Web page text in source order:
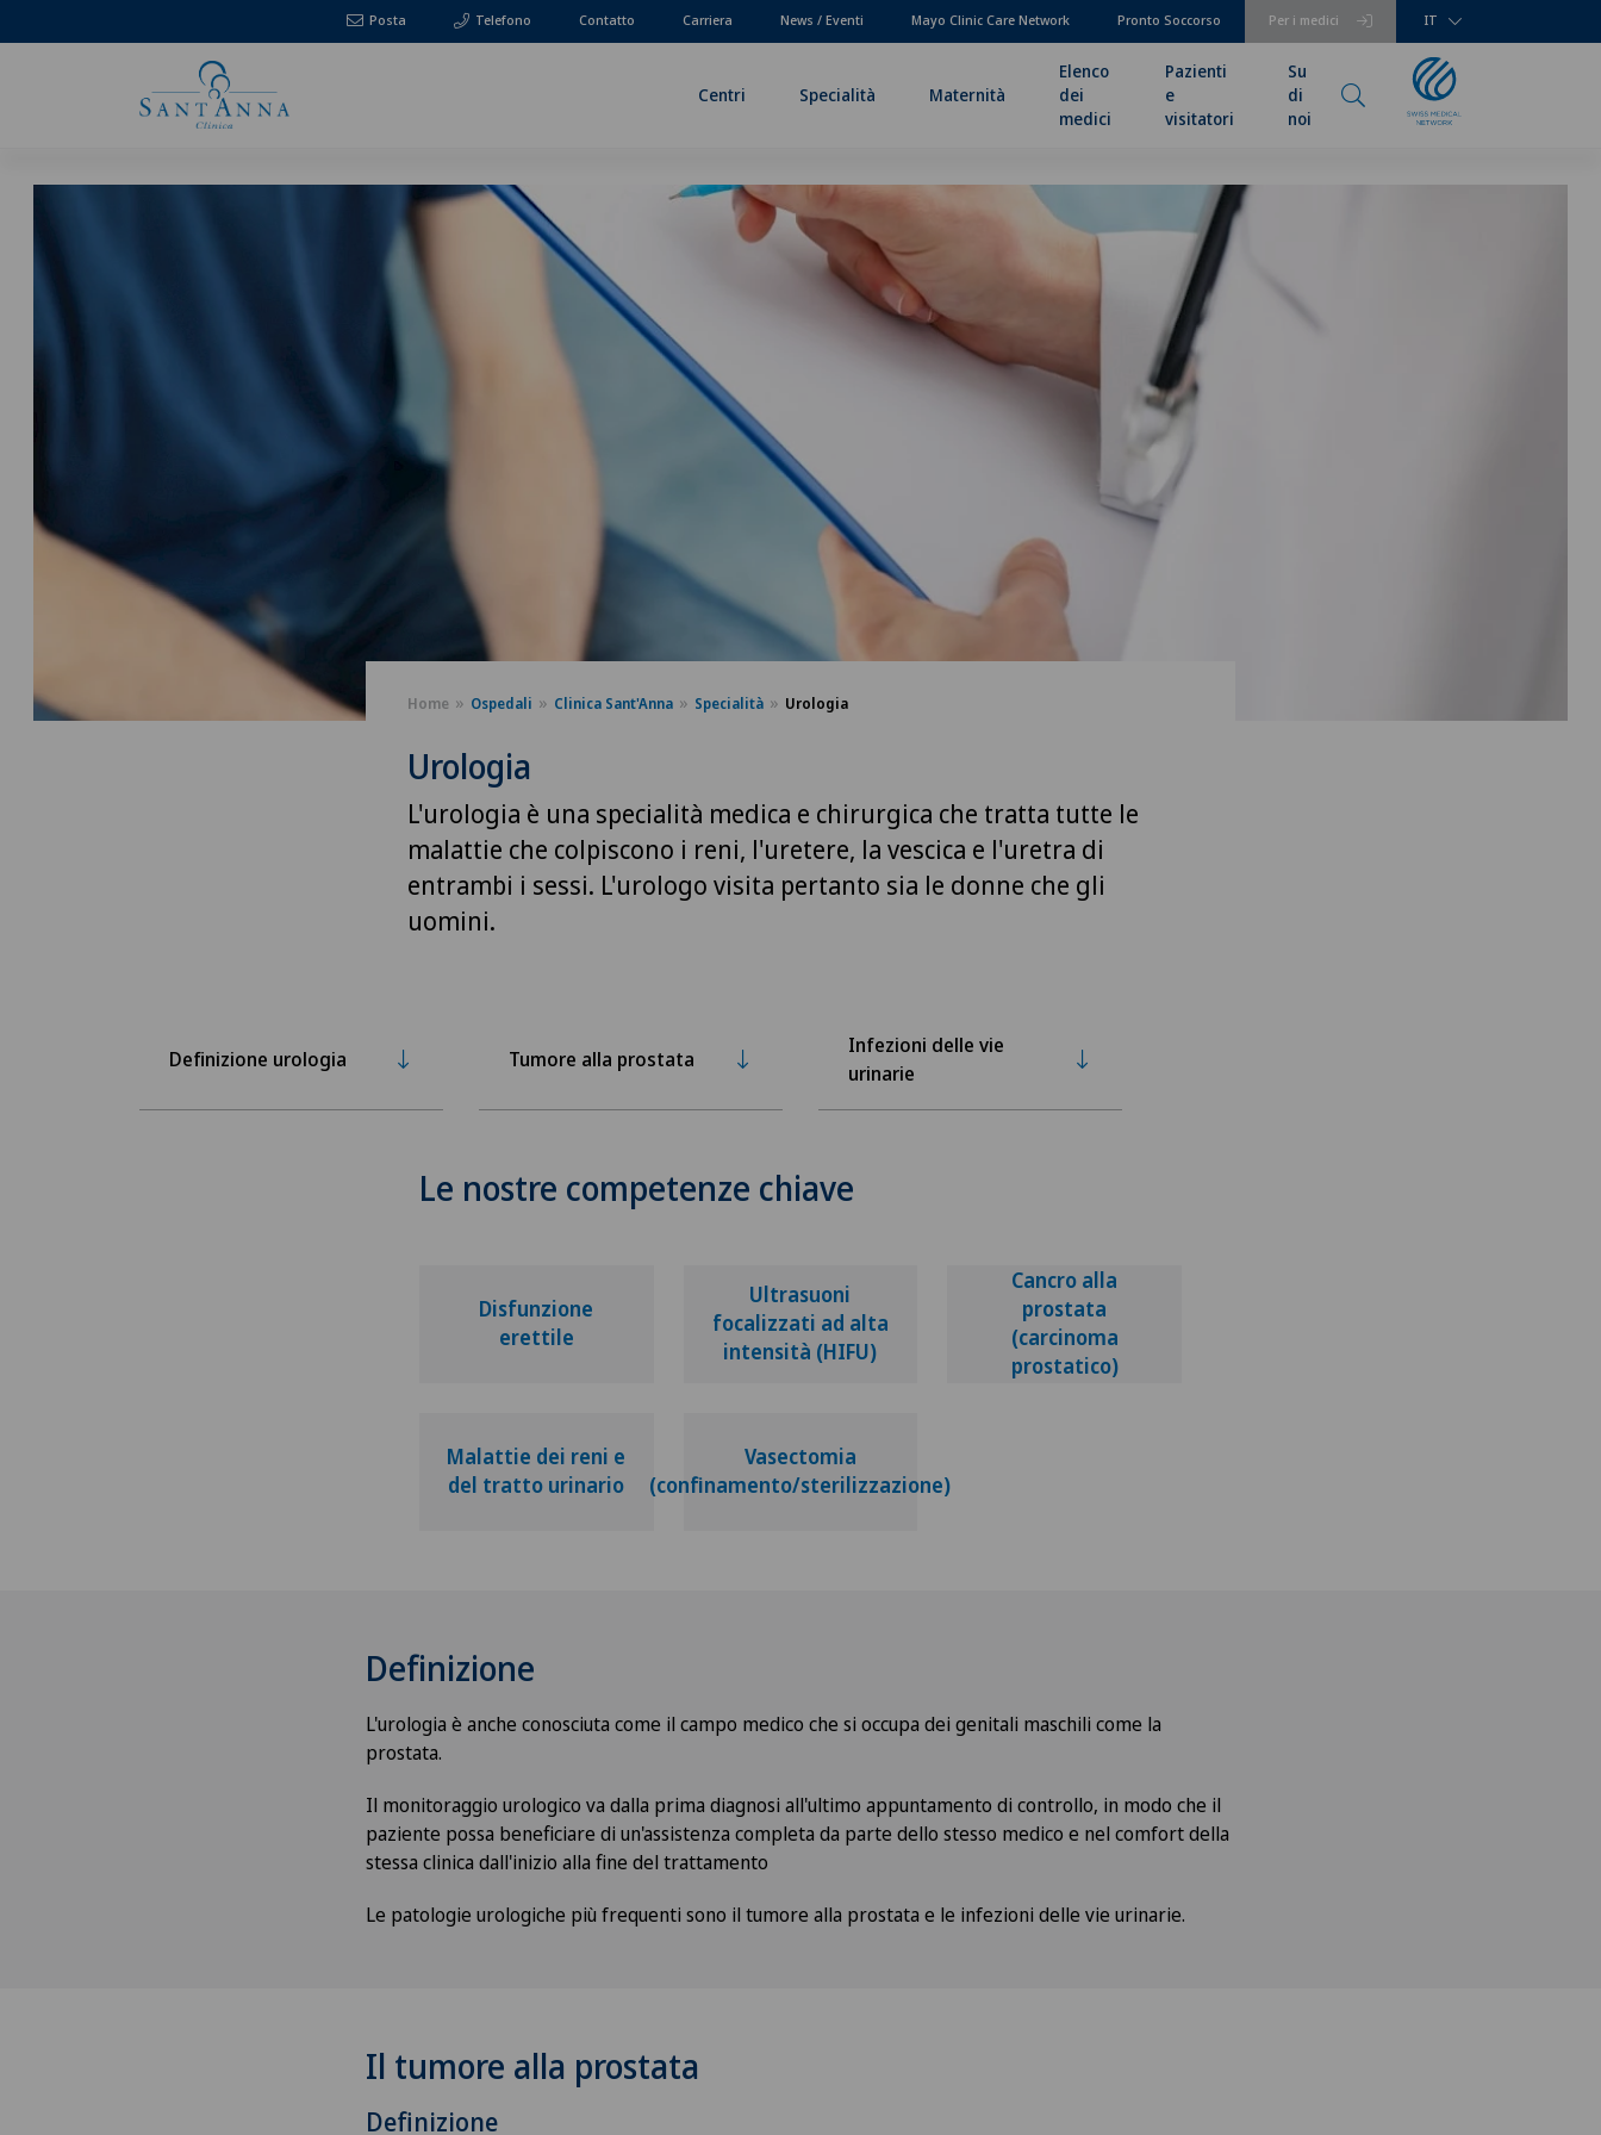
Posta Telefono Per i medici
Contatto Carriera News / Eventi Mayo Clinic Care Network Pronto Soccorso IT
Centri Specialità Maternità
Elenco
dei
medici
Pazienti
e
visitatori
Su
di
noi
Home Ospedali Clinica Sant'Anna Specialità Urologia
Urologia
L'urologia è una specialità medica e chirurgica che tratta tutte le
malattie che colpiscono i reni, l'uretere, la vescica e l'uretra di
entrambi i sessi. L'urologo visita pertanto sia le donne che gli
uomini.
Definizione urologia Tumore alla prostata
Infezioni delle vie
urinarie
Le nostre competenze chiave
Disfunzione
erettile
Ultrasuoni
focalizzati ad alta
intensità (HIFU)
Cancro alla
prostata
(carcinoma
prostatico)
Malattie dei reni e
del tratto urinario
Vasectomia
(confinamento/sterilizzazione)
Definizione
L'urologia è anche conosciuta come il campo medico che si occupa dei genitali maschili come la
prostata.
Il monitoraggio urologico va dalla prima diagnosi all'ultimo appuntamento di controllo, in modo che il
paziente possa beneficiare di un'assistenza completa da parte dello stesso medico e nel comfort della
stessa clinica dall'inizio alla fine del trattamento
Le patologie urologiche più frequenti sono il tumore alla prostata e le infezioni delle vie urinarie.
Il tumore alla prostata
Definizione